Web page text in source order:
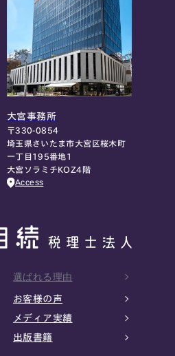
大宮事務所
〒330-0854
埼玉県さいたま市大宮区桜木町
一丁目195番地1
大宮ソラミチKOZ4階
Access
選ばれる理由
お客様の声
メディア実績
出版書籍